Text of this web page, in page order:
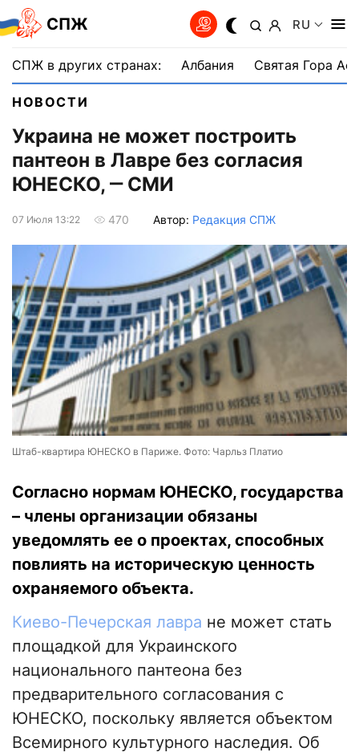
СПЖ RU
СПЖ в других странах: Албания Святая Гора
НОВОСТИ
Украина не может построить
пантеон в Лавре без согласия
ЮНЕСКО, ‒ СМИ
07 Июля 13:22 470 Автор: Редакция СПЖ
Штаб-квартира ЮНЕСКО в Париже. Фото: Чарльз Платио
Согласно нормам ЮНЕСКО, государства
– члены организации обязаны
уведомлять ее о проектах, способных
повлиять на историческую ценность
охраняемого объекта.
Киево-Печерская лавра не может стать
площадкой для Украинского
национального пантеона без
предварительного согласования с
ЮНЕСКО, поскольку является объектом
Всемирного культурного наследия. Об